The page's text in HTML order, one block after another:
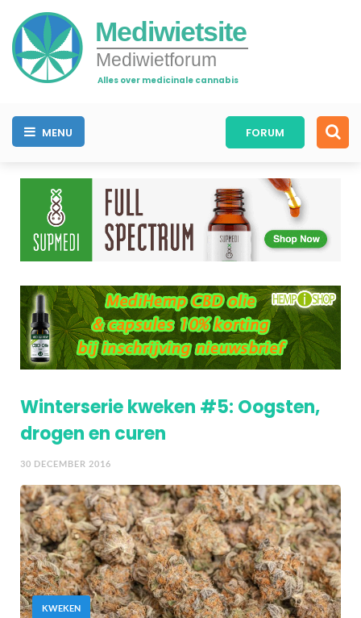
Mediwietsite
Mediwietforum
Alles over medicinale cannabis
MENU FORUM
Winterserie kweken #5: Oogsten,
drogen en curen
30 DECEMBER 2016
KWEKEN